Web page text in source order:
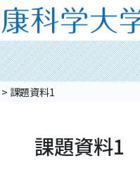
課題資料1
課題資料1